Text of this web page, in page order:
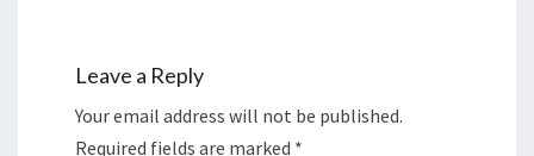
Leave a Reply
Your email address will not be published.
Required fields are marked *